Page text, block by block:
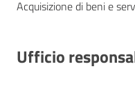
Acquisizione di beni e
Ufficio